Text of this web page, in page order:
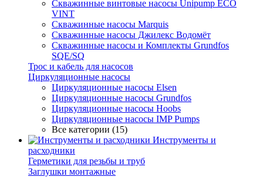
Скважинные винтовые насосы Unipump ECO
VINT
Скважинные насосы Marquis
Скважинные насосы Джилекс Водомёт
Скважинные насосы и Комплекты Grundfos
SQE/SQ
Трос и кабель для насосов
Циркуляционные насосы
Циркуляционные насосы Elsen
Циркуляционные насосы Grundfos
Циркуляционные насосы Hoobs
Циркуляционные насосы IMP Pumps
Все категории (15)
Инструменты и
расходники
Герметики для резьбы и труб
Заглушки монтажные